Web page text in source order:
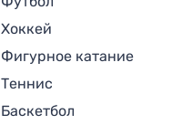
Хоккей
Фигурное катание
Теннис
Баскетбол